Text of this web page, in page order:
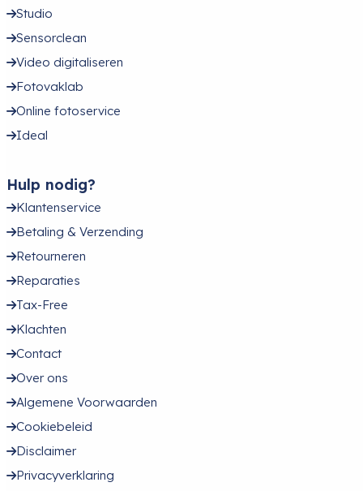
Studio
Sensorclean
Video digitaliseren
Fotovaklab
Online fotoservice
Ideal
Hulp nodig?
Klantenservice
Betaling & Verzending
Retourneren
Reparaties
Tax-Free
Klachten
Contact
Over ons
Algemene Voorwaarden
Cookiebeleid
Disclaimer
Privacyverklaring